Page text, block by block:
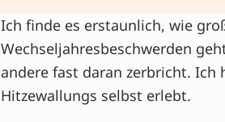
Die Wahrnehmung der
Vererbung und Lebensstil
Hormone und Stress
Verständnis hilft bei
Ich finde es erstaunlich, wie
Wechseljahresbeschwerden
andere fast daran zerbricht. Ich
Hitzewallungs selbst erlebt.